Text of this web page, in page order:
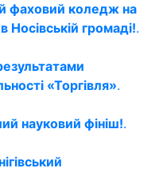
фаховий коледж на
Носівській громаді!.
«Торгівля».
науковий фініш!.